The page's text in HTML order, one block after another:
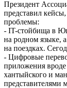
Президент
представил
проблемы:
- IT-стойбища в
на родном языке,
на поездках.
- Цифровые
приложения
хантыйского и